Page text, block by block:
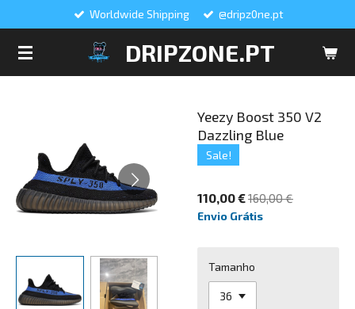
DRIPZONE.PT
Worldwide Shipping @dripz0ne.pt
Yeezy Boost 350 V2
Dazzling Blue
Sale!
110,00 €160,00 €
Envio Grátis
Tamanho